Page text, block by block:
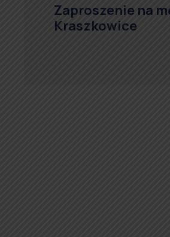
Zaproszenie na
Kraszkowice